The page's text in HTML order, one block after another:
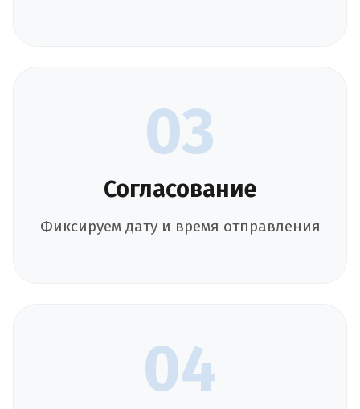
03
Согласование
Фиксируем дату и время отправления
04